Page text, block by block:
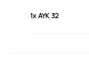
1xAYK 32